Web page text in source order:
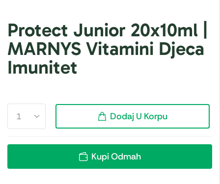
Protect Junior 20x10ml |
MARNYS Vitamini Djeca
Imunitet
Dodaj U Korpu
Kupi Odmah